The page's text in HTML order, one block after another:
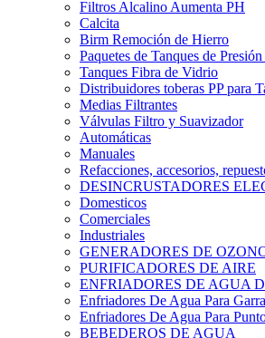
Filtros Alcalino Aumenta PH
Calcita
Birm Remoción de Hierro
Paquetes de Tanques de
Tanques Fibra de Vidrio
Distribuidores toberas PP para
Medias Filtrantes
Válvulas Filtro y Suavizador
Automáticas
Manuales
Refacciones, accesorios,
DESINCRUSTADORES
Domesticos
Comerciales
Industriales
GENERADORES DE
PURIFICADORES DE AIRE
ENFRIADORES DE AGUA
Enfriadores De Agua Para
Enfriadores De Agua Para
BEBEDEROS DE AGUA